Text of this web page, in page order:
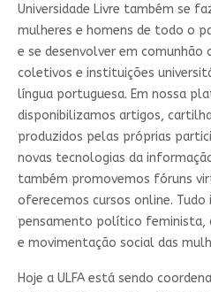
Universidade Livre também se
mulheres e homens de todo o
e se desenvolver em
coletivos e instituições
língua portuguesa. Em nossa
disponibilizamos artigos,
produzidos pelas próprias
novas tecnologias da
também promovemos fóruns
oferecemos cursos online.
pensamento político feminista,
e movimentação social das
Hoje a ULFA está sendo